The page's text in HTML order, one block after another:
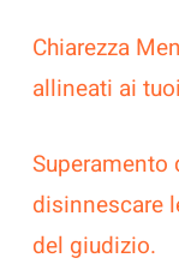
Chiarezza
allineati ai
Superamento
disinnescare
del giudizio.